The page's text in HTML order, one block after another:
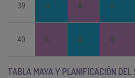
39 O A O
40 A O A
TABLA MAYA Y PLANIFICACIÓN DEL